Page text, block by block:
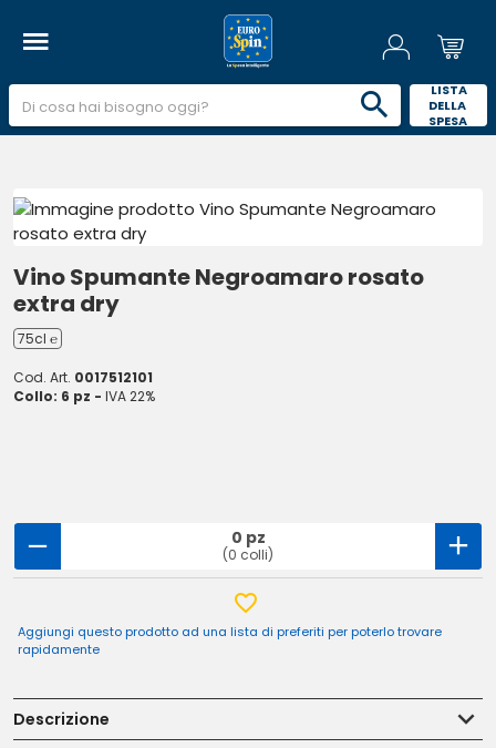
LISTA
DELLA
SPESA
Vino Spumante Negroamaro rosato
extra dry
75cl ℮
Cod. Art. 0017512101
Collo: 6 pz - IVA 22%
0 pz
(0 colli)
Aggiungi questo prodotto ad una lista di preferiti per poterlo trovare
rapidamente
Descrizione